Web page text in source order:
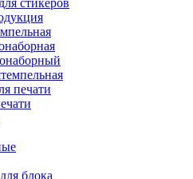
стикеров
печати
блока